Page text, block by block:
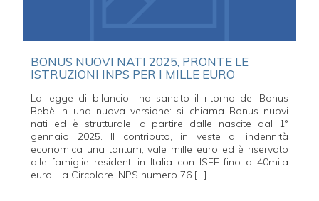
BONUS NUOVI NATI 2025, PRONTE LE
ISTRUZIONI INPS PER I MILLE EURO
La legge di bilancio ha sancito il ritorno del Bonus
Bebè in una nuova versione: si chiama Bonus nuovi
nati ed è strutturale, a partire dalle nascite dal 1°
gennaio 2025. Il contributo, in veste di indennità
economica una tantum, vale mille euro ed è riservato
alle famiglie residenti in Italia con ISEE fino a 40mila
euro. La Circolare INPS numero 76 […]